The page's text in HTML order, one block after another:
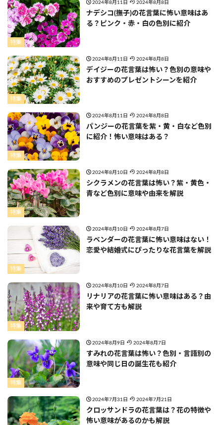
特集
2024年8月11日 2024年8月8日
ナデシコ(撫子)の花言葉に怖い意味はあ
る？ピンク・赤・白の色別に紹介
特集
2024年8月11日 2024年8月8日
デイジーの花言葉は怖い？色別の意味や
おすすめのプレゼントシーンを紹介
特集
2024年8月11日 2024年8月8日
パンジーの花言葉を紫・黄・白など色別
に紹介！怖い意味はある？
特集
2024年8月10日 2024年8月8日
シクラメンの花言葉は怖い？紫・黄色・
青など色別に意味や由来を解説
特集
2024年8月10日 2024年8月7日
ラベンダーの花言葉に怖い意味はない！
恋愛や結婚式にぴったりな花言葉を解説
特集
2024年8月10日 2024年8月7日
リナリアの花言葉に怖い意味はある？由
来や育て方も解説
特集
2024年8月9日 2024年8月7日
すみれの花言葉は怖い？色別・言語別の
意味や同じ日の誕生花も紹介
2024年7月31日 2024年7月21日
クロッサンドラの花言葉は？花の特徴や
怖い意味があるのかも解説